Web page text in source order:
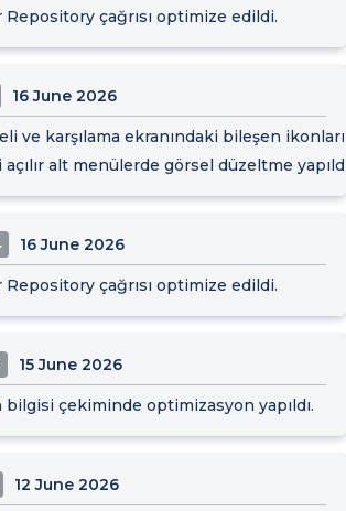
Repository çağrısı optimize edildi.
16 June 2026
ve karşılama ekranındaki bileşen
alt menülerde görsel düzeltme
16 June 2026
Repository çağrısı optimize edildi.
15 June 2026
çekiminde optimizasyon yapıldı.
12 June 2026